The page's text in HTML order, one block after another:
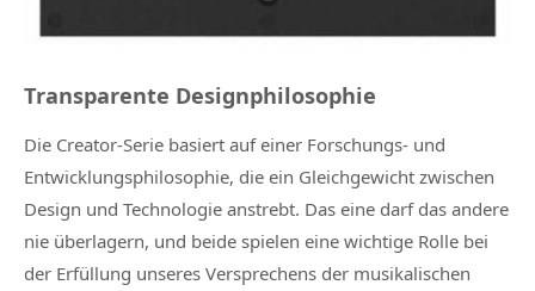
Transparente Designphilosophie
Die Creator-Serie basiert auf einer Forschungs- und
Entwicklungsphilosophie, die ein Gleichgewicht zwischen
Design und Technologie anstrebt. Das eine darf das andere
nie überlagern, und beide spielen eine wichtige Rolle bei
der Erfüllung unseres Versprechens der musikalischen